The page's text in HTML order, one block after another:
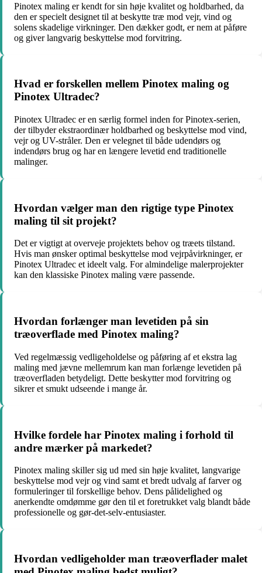
Pinotex maling er kendt for sin høje kvalitet og holdbarhed, da
den er specielt designet til at beskytte træ mod vejr, vind og
solens skadelige virkninger. Den dækker godt, er nem at påføre
og giver langvarig beskyttelse mod forvitring.
Hvad er forskellen mellem Pinotex maling og
Pinotex Ultradec?
Pinotex Ultradec er en særlig formel inden for Pinotex-serien,
der tilbyder ekstraordinær holdbarhed og beskyttelse mod vind,
vejr og UV-stråler. Den er velegnet til både udendørs og
indendørs brug og har en længere levetid end traditionelle
malinger.
Hvordan vælger man den rigtige type Pinotex
maling til sit projekt?
Det er vigtigt at overveje projektets behov og træets tilstand.
Hvis man ønsker optimal beskyttelse mod vejrpåvirkninger, er
Pinotex Ultradec et ideelt valg. For almindelige malerprojekter
kan den klassiske Pinotex maling være passende.
Hvordan forlænger man levetiden på sin
træoverflade med Pinotex maling?
Ved regelmæssig vedligeholdelse og påføring af et ekstra lag
maling med jævne mellemrum kan man forlænge levetiden på
træoverfladen betydeligt. Dette beskytter mod forvitring og
sikrer et smukt udseende i mange år.
Hvilke fordele har Pinotex maling i forhold til
andre mærker på markedet?
Pinotex maling skiller sig ud med sin høje kvalitet, langvarige
beskyttelse mod vejr og vind samt et bredt udvalg af farver og
formuleringer til forskellige behov. Dens pålidelighed og
anerkendte omdømme gør den til et foretrukket valg blandt både
professionelle og gør-det-selv-entusiaster.
Hvordan vedligeholder man træoverflader malet